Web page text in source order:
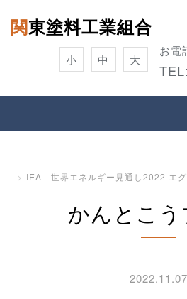
関東塗料工業組合
お電
TEL:
小 中 大
IEA 世界エネルギー見通し2022 エ
かんとこ
2022.11.07